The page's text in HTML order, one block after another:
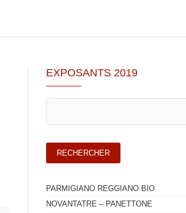
EXPOSANTS 2019
PARMIGIANO REGGIANO BIO
NOVANTATRE – PANETTONE